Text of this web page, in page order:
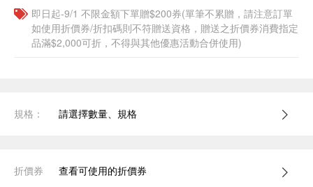
即日起-9/1 不限金額下單贈$200券(單筆不累贈，請注意訂單
如使用折價券/折扣碼則不符贈送資格，贈送之折價券消費指定
品滿$2,000可折，不得與其他優惠活動合併使用)
規格： 請選擇數量、規格
折價券 查看可使用的折價券